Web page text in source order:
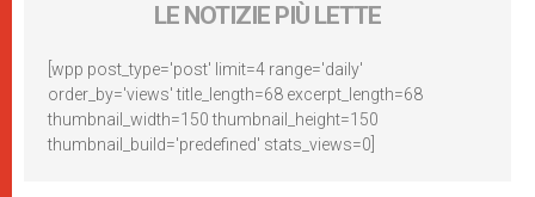
LE NOTIZIE PIÙ LETTE
[wpp post_type='post' limit=4 range='daily'
order_by='views' title_length=68 excerpt_length=68
thumbnail_width=150 thumbnail_height=150
thumbnail_build='predefined' stats_views=0]